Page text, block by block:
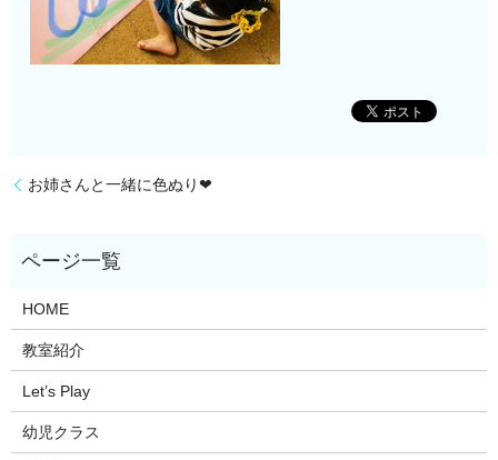
お姉さんと一緒に色ぬり❤︎
HOME
教室紹介
Let’s Play
幼児クラス